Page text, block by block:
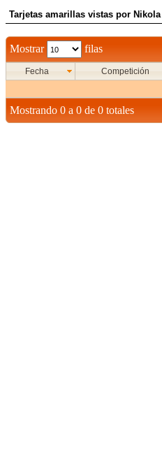
Tarjetas amarillas vistas por
Mostrar filas
Fecha Competición
Mostrando 0 a 0 de 0 totales